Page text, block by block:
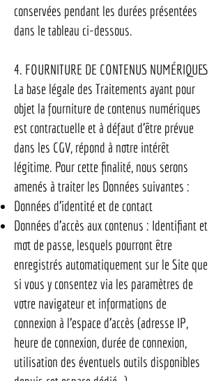
conservées pendant les durées présentées
dans le tableau ci-dessous.
4. FOURNITURE DE CONTENUS NUMÉRIQUES
La base légale des Traitements ayant pour
objet la fourniture de contenus numériques
est contractuelle et à défaut d’être prévue
dans les CGV, répond à notre intérêt
légitime. Pour cette finalité, nous serons
amenés à traiter les Données suivantes :
Données d’identité et de contact
Données d’accès aux contenus : Identifiant et
mot de passe, lesquels pourront être
enregistrés automatiquement sur le Site que
si vous y consentez via les paramètres de
votre navigateur et informations de
connexion à l’espace d’accès (adresse IP,
heure de connexion, durée de connexion,
utilisation des éventuels outils disponibles